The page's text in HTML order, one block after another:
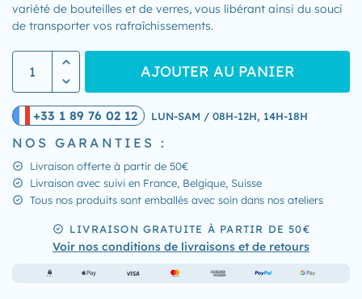
variété de bouteilles et de verres, vous libérant ainsi du souci
de transporter vos rafraîchissements.
AJOUTER AU PANIER
+33 1 89 76 02 12 LUN-SAM / 08H-12H, 14H-18H
NOS GARANTIES :
Livraison offerte à partir de 50€
Livraison avec suivi en France, Belgique, Suisse
Tous nos produits sont emballés avec soin dans nos ateliers
LIVRAISON GRATUITE À PARTIR DE 50€
Voir nos conditions de livraisons et de retours